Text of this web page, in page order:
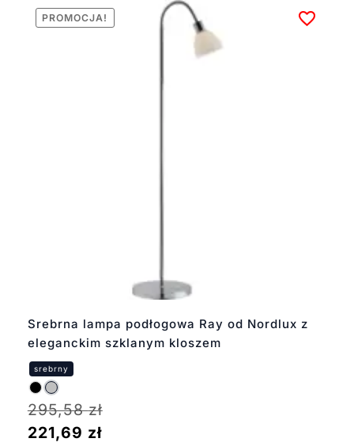
Srebrna lampa podłogowa Ray od Nordlux z
eleganckim szklanym kloszem
PROMOCJA!
295,58zł
221,69 zł